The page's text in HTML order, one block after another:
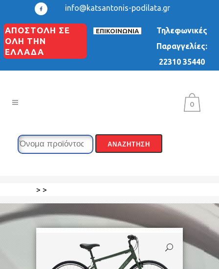
info@katsantonis-podilata.gr
ΑΠΟΣΤΟΛΗ ΣΕ
ΟΛΗ ΤΗΝ
ΕΛΛΑΔΑ
ΕΠΙΚΟΙΝΩΝΙΑ
Τηλεφωνικές
Παραγγελίες:
22310 35440
0
> >